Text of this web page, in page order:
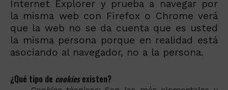
Internet Explorer y prueba a navegar por
la misma web con Firefox o Chrome verá
que la web no se da cuenta que es usted
la misma persona porque en realidad está
asociando al navegador, no a la persona.
¿Qué tipo de cookiesexisten?